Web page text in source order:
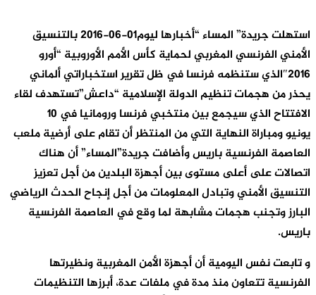
استهلت جريدة” المساء “أخبارها ليوم01-06-2016 بالتنسيق
الأمني الفرنسي المغربي لحماية كأس الأمم الأوروبية “أورو
2016″الذي ستنظمه فرنسا في ظل تقرير استخباراتي ألماني
يحذر من هجمات تنظيم الدولة الإسلامية “داعش”تستهدف لقاء
الافتتاح الذي سيجمع بين منتخبي فرنسا ورومانيا في 10
يونيو ومباراة النهاية التي من المنتظر أن تقام على أرضية ملعب
العاصمة الفرنسية باريس وأضافت جريدة”المساء” أن هناك
اتصالات على أعلى مستوى بين أجهزة البلدين من أجل تعزيز
التنسيق الأمني وتبادل المعلومات من أجل إنجاح الحدث الرياضي
البارز وتجنب هجمات مشابهة لما وقع في العاصمة الفرنسية
باريس.
و تابعت نفس اليومية أن أجهزة الأمن المغربية ونظيرتها
الفرنسية تتعاون منذ مدة في ملفات عدة، أبرزها التنظيمات